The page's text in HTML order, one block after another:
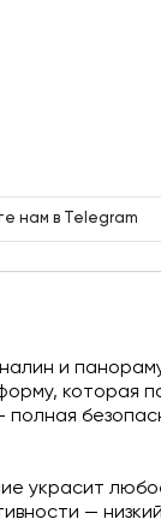
нам в Telegram
и
которая
полная
украсит
—